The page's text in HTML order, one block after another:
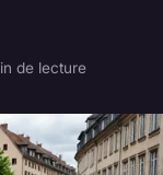
de lecture